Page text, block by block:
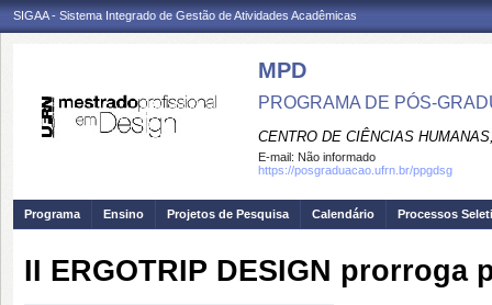
SIGAA - Sistema Integrado de Gestão de Atividades Acadêmicas
MPD
PROGRAMA DE PÓS-
CENTRO DE CIÊNCIAS
E-mail: Não informado
https://posgraduacao.ufrn.br/ppgdsg
Programa Ensino Projetos de Pesquisa Calendário Processos
II ERGOTRIP DESIGN